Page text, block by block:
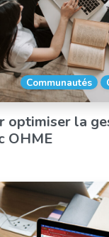
Communautés
optimiser la
OHME